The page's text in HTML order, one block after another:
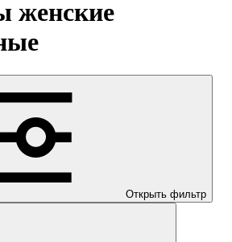
женские
Открыть фильтр